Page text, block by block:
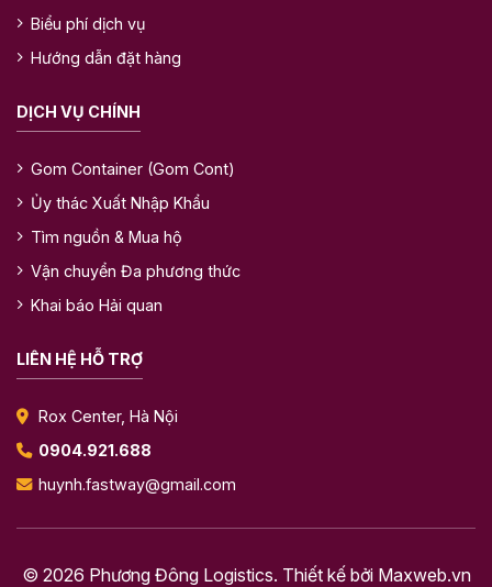
Biểu phí dịch vụ
Hướng dẫn đặt hàng
DỊCH VỤ CHÍNH
Gom Container (Gom Cont)
Ủy thác Xuất Nhập Khẩu
Tìm nguồn & Mua hộ
Vận chuyển Đa phương thức
Khai báo Hải quan
LIÊN HỆ HỖ TRỢ
Rox Center, Hà Nội
0904.921.688
huynh.fastway@gmail.com
© 2026 Phương Đông Logistics. Thiết kế bởi Maxweb.vn